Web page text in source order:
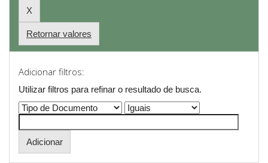
Retornar valores
Adicionar filtros:
Utilizar filtros para refinar o resultado de busca.